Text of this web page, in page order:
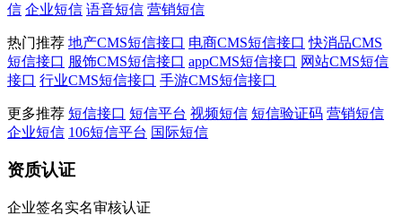
信 企业短信 语音短信 营销短信
热门推荐 地产CMS短信接口 电商CMS短信接口 快消品CMS
短信接口 服饰CMS短信接口 appCMS短信接口 网站CMS短信
接口 行业CMS短信接口 手游CMS短信接口
更多推荐 短信接口 短信平台 视频短信 短信验证码 营销短信
企业短信 106短信平台 国际短信
资质认证
企业签名实名审核认证